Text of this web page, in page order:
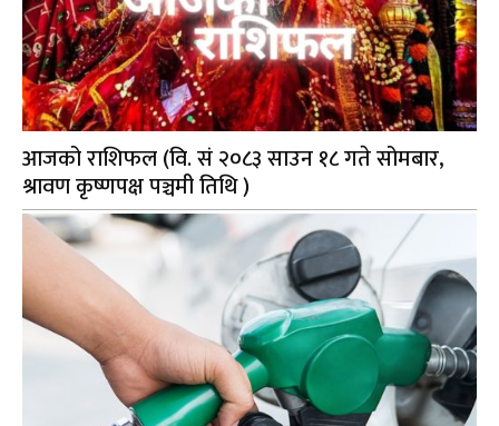
आजको राशिफल (वि. सं २०८३ साउन १८ गते सोमबार,
श्रावण कृष्णपक्ष पञ्चमी तिथि )